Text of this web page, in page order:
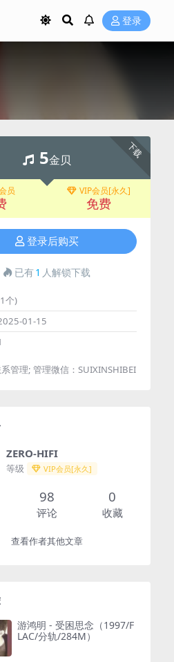
登录
下载
5金贝
员 VIP会员[永久]
免费
登录后购买
已有1 人解锁下载
个)
01-15
管理; 管理微信：SUIXINSHIBEI
ZERO-HIFI
等级 VIP会员[永久]
98
评论
0
收藏
查看作者其他文章
游鸿明 - 受困思念（1997/F
LAC/分轨/284M）